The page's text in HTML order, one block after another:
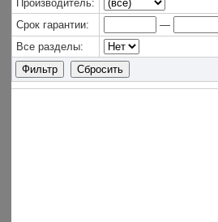
Производитель:
Срок гарантии:
—
Все разделы: